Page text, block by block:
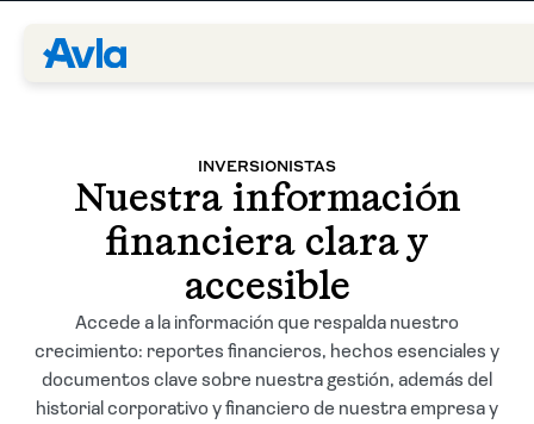
Corretores
Quem Somos
Centro de Ayuda
INVERSIONISTAS
Nuestra información
financiera clara y
accesible
Accede a la información que respalda nuestro
crecimiento: reportes financieros, hechos esenciales y
documentos clave sobre nuestra gestión, además del
historial corporativo y financiero de nuestra empresa y